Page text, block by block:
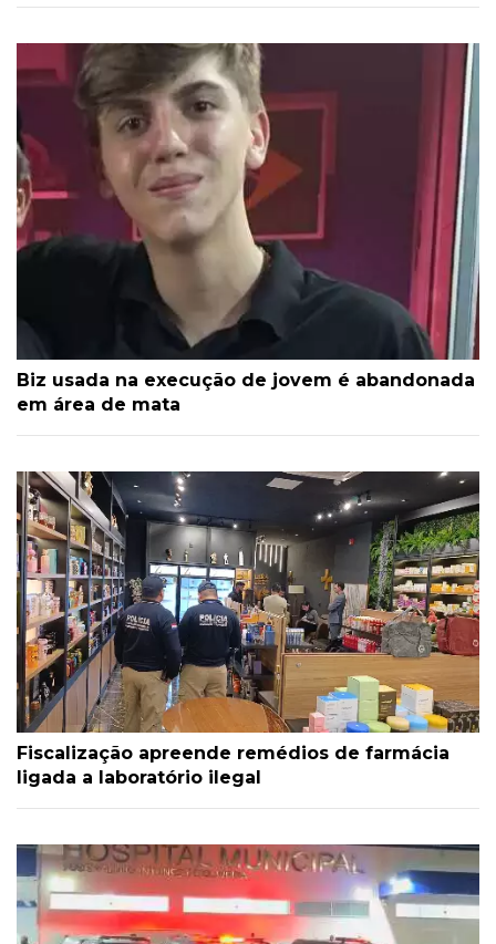
Biz usada na execução de jovem é abandonada
em área de mata
Fiscalização apreende remédios de farmácia
ligada a laboratório ilegal